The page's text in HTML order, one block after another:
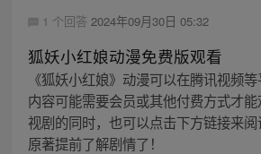
1 个回答 2024年09月30日 05:32
狐妖小红娘动漫免费版观看
《狐妖小红娘》动漫可以在腾讯视频
内容可能需要会员或其他付费方式才
视剧的同时，也可以点击下方链接来阅
原著提前了解剧情了！